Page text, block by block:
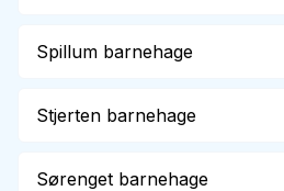
Spillum barnehage
Stjerten barnehage
Sørenget barnehage